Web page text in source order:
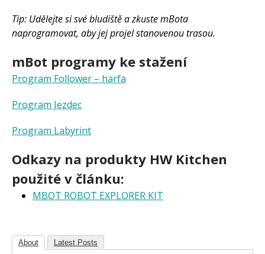
Tip: Udělejte si své bludiště a zkuste mBota
naprogramovat, aby jej projel stanovenou trasou.
mBot programy ke stažení
Program Follower – harfa
Program Jezdec
Program Labyrint
Odkazy na produkty HW Kitchen
použité v článku:
MBOT ROBOT EXPLORER KIT
About Latest Posts